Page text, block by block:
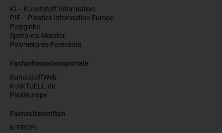
KI – Kunststoff Information
PIE – Plastics Information Europe
Polyglobe
Spotpreis-Monitor
Polymerpres-Forecasts
Fachinformationsportale
KunststoffWeb
K-AKTUELL.de
Plasteurope
Fachzeitschriften
K-PROFI